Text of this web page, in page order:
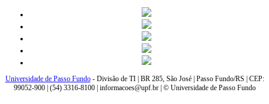
Universidade de Passo Fundo- Divisão de TI | BR 285, São José | Passo Fundo/RS | CEP:
99052-900 | (54) 3316-8100 | informacoes@upf.br | © Universidade de Passo Fundo